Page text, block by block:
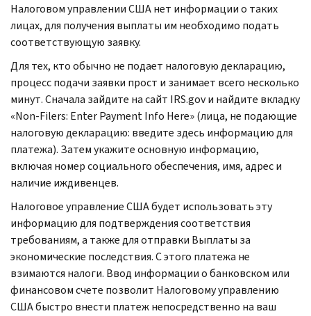
Налоговом управлении США нет информации о таких
лицах, для получения выплаты им необходимо подать
соответствующую заявку.
Для тех, кто обычно не подает налоговую декларацию,
процесс подачи заявки прост и занимает всего несколько
минут. Сначала зайдите на сайт IRS.govи найдите вкладку
«Non-Filers: Enter Payment Info Here» (лица, не подающие
налоговую декларацию: введите здесь информацию для
платежа). Затем укажите основную информацию,
включая номер социального обеспечения, имя, адрес и
наличие иждивенцев.
Налоговое управление США будет использовать эту
информацию для подтверждения соответствия
требованиям, а также для отправки Выплаты за
экономические последствия. С этого платежа не
взимаются налоги. Ввод информации о банковском или
финансовом счете позволит Налоговому управлению
США быстро внести платеж непосредственно на ваш